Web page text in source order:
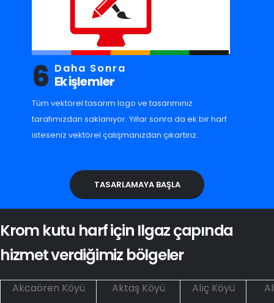
6 Daha Sonra
Ek işlemler
Tüm vektörel tasarım logo ve tasarımınız
tarafımızdan saklanıyor. Yıllar sonra da ek bir harf
isteseniz vektörel çalışmanızdan çıkartırız.
TASARLAMAYA BAŞLA
Krom kutu harf için Ilgaz çapında
hizmet verdiğimiz bölgeler
Akcaören Köyü Aktaş Köyü Alıç Köyü